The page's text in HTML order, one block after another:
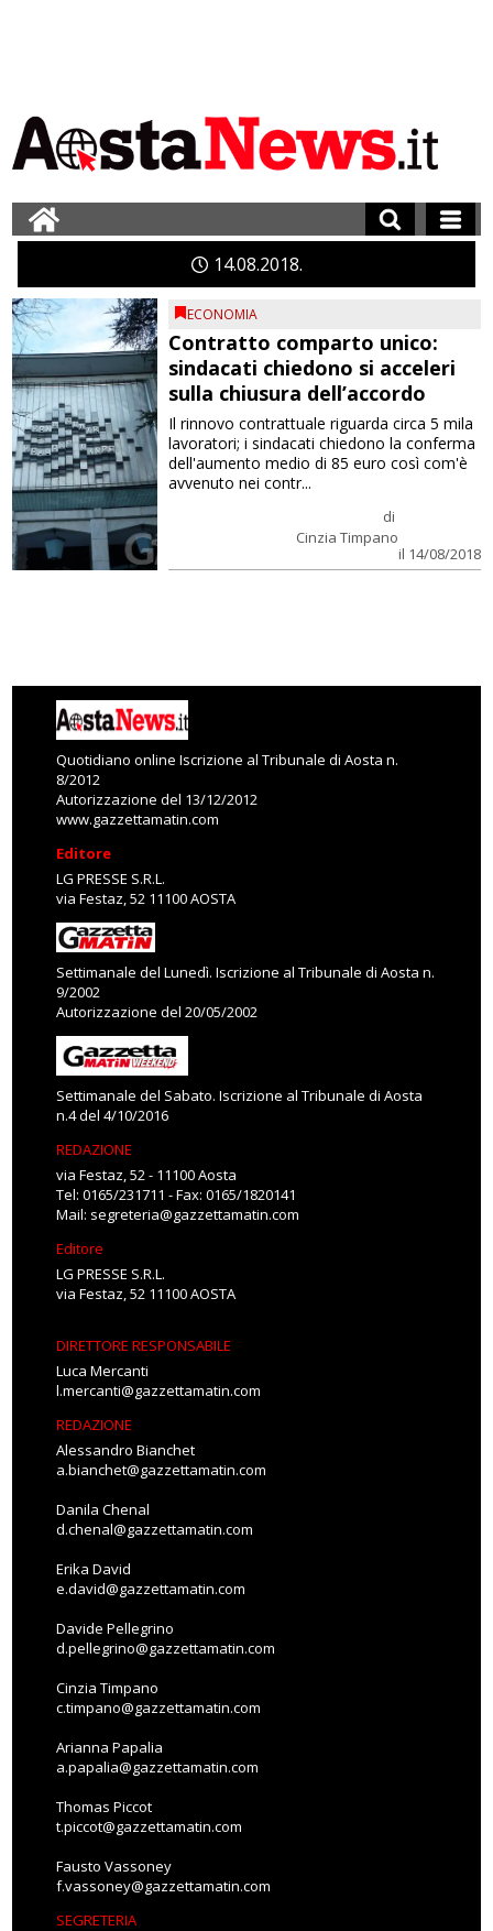
1408 2018
ECONOMIA
Contratto comparto unico:
sindacati chiedono si acceleri
sulla chiusura dell’accordo
di
Cinzia Timpano
il 14/08/2018
Il rinnovo contrattuale riguarda circa 5 mila
lavoratori; i sindacati chiedono la conferma
dell'aumento medio di 85 euro così com'è
avvenuto nei contr...
Quotidiano online Iscrizione al Tribunale di Aosta n.
8/2012
Autorizzazione del 13/12/2012
www.gazzettamatin.com
Editore
LG PRESSE S.R.L.
via Festaz, 52 11100 AOSTA
Settimanale del Lunedì. Iscrizione al Tribunale di Aosta n.
9/2002
Autorizzazione del 20/05/2002
Settimanale del Sabato. Iscrizione al Tribunale di Aosta
n.4 del 4/10/2016
REDAZIONE
via Festaz, 52 - 11100 Aosta
Tel: 0165/231711 - Fax: 0165/1820141
Mail: segreteria@gazzettamatin.com
Editore
LG PRESSE S.R.L.
via Festaz, 52 11100 AOSTA
DIRETTORE RESPONSABILE
Luca Mercanti
l.mercanti@gazzettamatin.com
REDAZIONE
Alessandro Bianchet
a.bianchet@gazzettamatin.com
Danila Chenal
d.chenal@gazzettamatin.com
Erika David
e.david@gazzettamatin.com
Davide Pellegrino
d.pellegrino@gazzettamatin.com
Cinzia Timpano
c.timpano@gazzettamatin.com
Arianna Papalia
a.papalia@gazzettamatin.com
Thomas Piccot
t.piccot@gazzettamatin.com
Fausto Vassoney
f.vassoney@gazzettamatin.com
SEGRETERIA